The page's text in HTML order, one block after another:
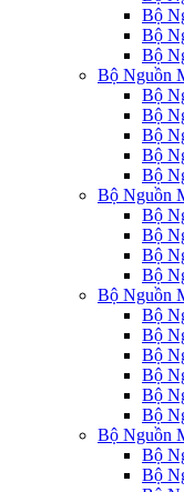
Bộ
Bộ
Bộ
Bộ Nguồn
Bộ
Bộ
Bộ
Bộ
Bộ
Bộ Nguồn
Bộ
Bộ
Bộ
Bộ
Bộ Nguồn
Bộ
Bộ
Bộ
Bộ
Bộ
Bộ
Bộ Nguồn
Bộ
Bộ